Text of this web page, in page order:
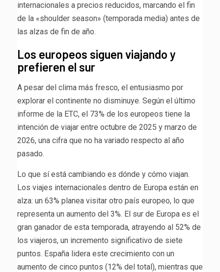
internacionales a precios reducidos, marcando el fin
de la «shoulder season» (temporada media) antes de
las alzas de fin de año.
Los europeos siguen viajando y
prefieren el sur
A pesar del clima más fresco, el entusiasmo por
explorar el continente no disminuye. Según el último
informe de la ETC, el 73% de los europeos tiene la
intención de viajar entre octubre de 2025 y marzo de
2026, una cifra que no ha variado respecto al año
pasado.
Lo que sí está cambiando es dónde y cómo viajan.
Los viajes internacionales dentro de Europa están en
alza: un 63% planea visitar otro país europeo, lo que
representa un aumento del 3%. El sur de Europa es el
gran ganador de esta temporada, atrayendo al 52% de
los viajeros, un incremento significativo de siete
puntos. España lidera este crecimiento con un
aumento de cinco puntos (12% del total), mientras que